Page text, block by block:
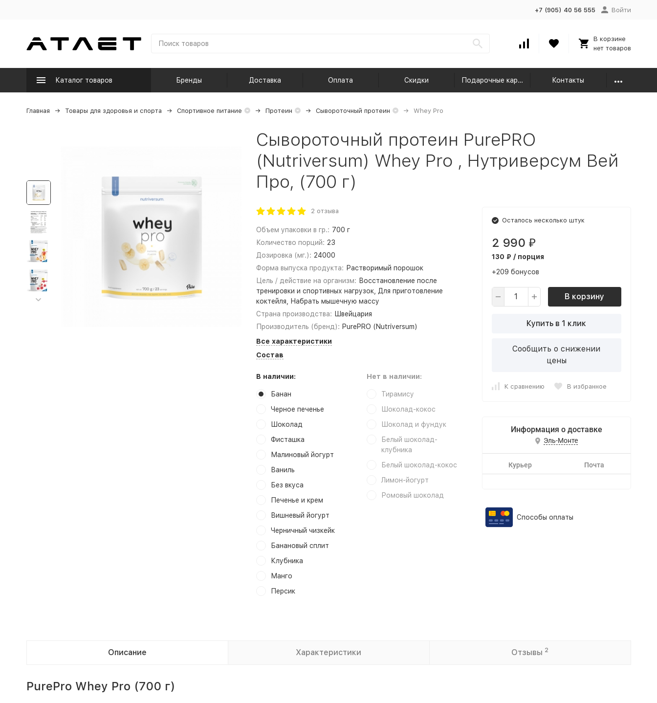
+7 (905) 40 56 555 Войти
В корзине
нет товаров
Каталог товаров Бренды Доставка Оплата Скидки Подарочные карты Контакты
Главная Товары для здоровья и спорта Спортивное питание Протеин Сывороточный протеин Whey Pro
Сывороточный протеин PurePRO
(Nutriversum) Whey Pro , Нутриверсум Вей
Про, (700 г)
2 отзыва
Объем упаковки в гр.: 700 г
Количество порций: 23
Дозировка (мг.): 24000
Форма выпуска продукта: Растворимый порошок
Цель / действие на организм: Восстановление после
тренировки и спортивных нагрузок, Для приготовление
коктейля, Набрать мышечную массу
Страна производства: Швейцария
Производитель (бренд): PurePRO (Nutriversum)
Все характеристики
Состав
В наличии:
Банан
Черное печенье
Шоколад
Фисташка
Малиновый йогурт
Ваниль
Без вкуса
Печенье и крем
Вишневый йогурт
Черничный чизкейк
Банановый сплит
Клубника
Манго
Персик
Нет в наличии:
Тирамису
Шоколад-кокос
Шоколад и фундук
Белый шоколад-
клубника
Белый шоколад-кокос
Лимон-йогурт
Ромовый шоколад
Осталось несколько штук
2 990 ₽
130 ₽ / порция
+209 бонусов
В корзину
Купить в 1 клик
Сообщить о снижении
цены
К сравнению В избранное
Информация о доставке
Эль-Монте
Курьер Почта
Способы оплаты
Описание Характеристики Отзывы 2
PurePro Whey Pro (700 г)